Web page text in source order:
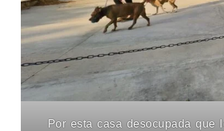
Por esta casa desocupada